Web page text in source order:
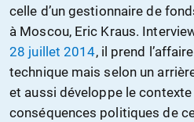
celle d’un gestionnaire de
à Moscou, Eric Kraus.
28 juillet 2014, il prend
technique mais selon un
et aussi développe le
conséquences politiques de